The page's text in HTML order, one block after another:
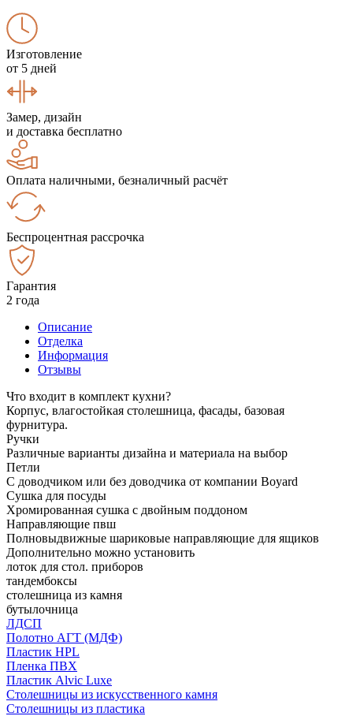
Изготовление
от 5 дней
Замер, дизайн
и доставка бесплатно
Оплата наличными, безналичный расчёт
Беспроцентная рассрочка
Гарантия
2 года
Описание
Отделка
Информация
Отзывы
Что входит в комплект кухни?
Корпус, влагостойкая столешница, фасады, базовая
фурнитура.
Ручки
Различные варианты дизайна и материала на выбор
Петли
С доводчиком или без доводчика от компании Boyard
Сушка для посуды
Хромированная сушка с двойным поддоном
Направляющие пвш
Полновыдвижные шариковые направляющие для ящиков
Дополнительно можно установить
лоток для стол. приборов
тандембоксы
столешница из камня
бутылочница
ЛДСП
Полотно АГТ (МДФ)
Пластик HPL
Пленка ПВХ
Пластик Alvic Luxe
Столешницы из искусственного камня
Столешницы из пластика